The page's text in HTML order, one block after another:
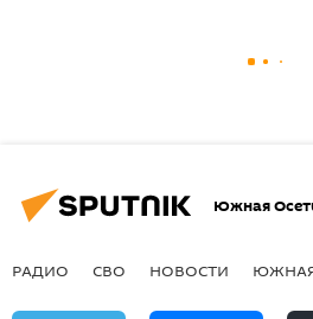
Южная
РАДИО СВО НОВОСТИ